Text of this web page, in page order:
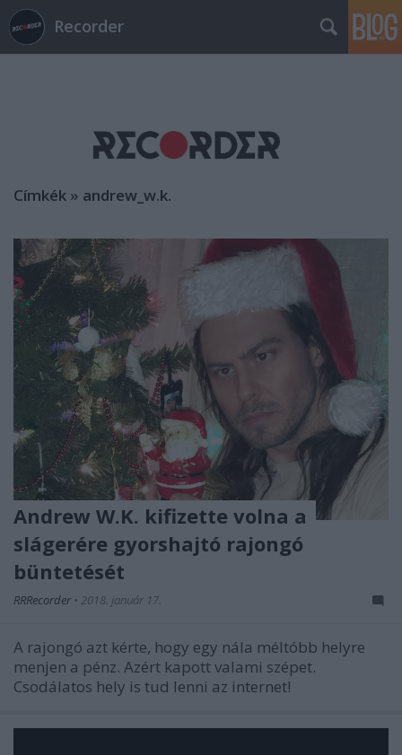
Recorder
Címkék » andrew_w.k.
Andrew W.K. kifizette volna a
slágerére gyorshajtó rajongó
büntetését
RRRecorder • 2018. január 17.
A rajongó azt kérte, hogy egy nála méltóbb helyre
menjen a pénz. Azért kapott valami szépet.
Csodálatos hely is tud lenni az internet!